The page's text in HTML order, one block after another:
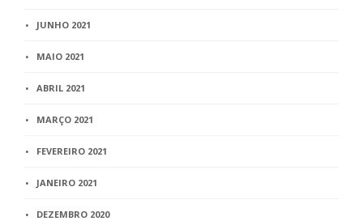
JUNHO 2021
MAIO 2021
ABRIL 2021
MARÇO 2021
FEVEREIRO 2021
JANEIRO 2021
DEZEMBRO 2020